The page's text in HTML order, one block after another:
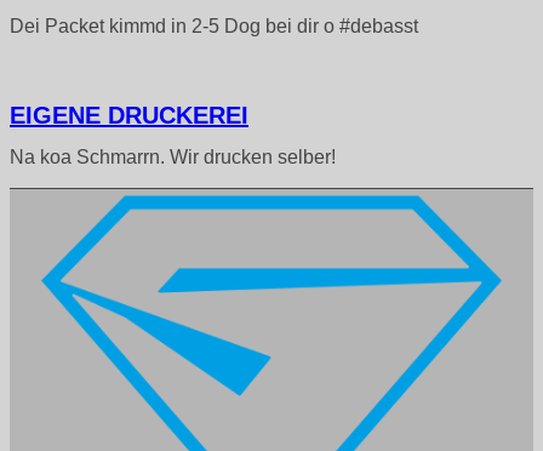
Dei Packet kimmd in 2-5 Dog bei dir o #debasst
EIGENE DRUCKEREI
Na koa Schmarrn. Wir drucken selber!